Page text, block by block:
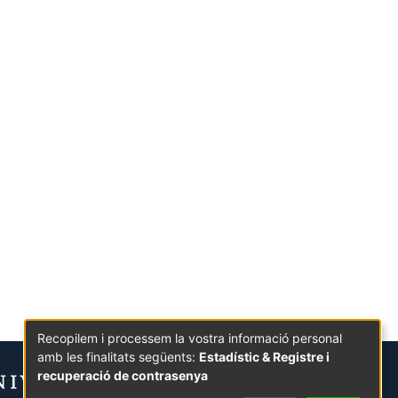
Recopilem i processem la vostra informació personal
amb les finalitats següents: Estadístic & Registre i
recuperació de contrasenya